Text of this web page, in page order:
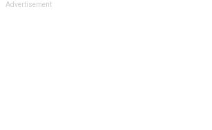
Advertisement